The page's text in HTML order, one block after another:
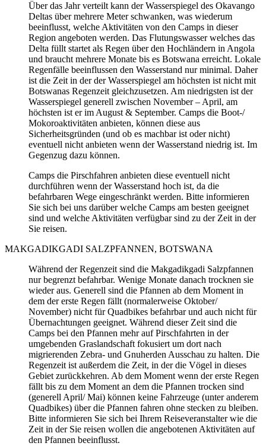
Über das Jahr verteilt kann der Wasserspiegel des Okavango
Deltas über mehrere Meter schwanken, was wiederum
beeinflusst, welche Aktivitäten von den Camps in dieser
Region angeboten werden. Das Flutungswasser welches das
Delta füllt startet als Regen über den Hochländern in Angola
und braucht mehrere Monate bis es Botswana erreicht. Lokale
Regenfälle beeinflussen den Wasserstand nur minimal. Daher
ist die Zeit in der der Wasserspiegel am höchsten ist nicht mit
Botswanas Regenzeit gleichzusetzen. Am niedrigsten ist der
Wasserspiegel generell zwischen November – April, am
höchsten ist er im August & September. Camps die Boot-/
Mokoroaktivitäten anbieten, können diese aus
Sicherheitsgründen (und ob es machbar ist oder nicht)
eventuell nicht anbieten wenn der Wasserstand niedrig ist. Im
Gegenzug dazu können.
Camps die Pirschfahren anbieten diese eventuell nicht
durchführen wenn der Wasserstand hoch ist, da die
befahrbaren Wege eingeschränkt werden. Bitte informieren
Sie sich bei uns darüber welche Camps am besten geeignet
sind und welche Aktivitäten verfügbar sind zu der Zeit in der
Sie reisen.
MAKGADIKGADI SALZPFANNEN, BOTSWANA
Während der Regenzeit sind die Makgadikgadi Salzpfannen
nur begrenzt befahrbar. Wenige Monate danach trocknen sie
wieder aus. Generell sind die Pfannen ab dem Moment in
dem der erste Regen fällt (normalerweise Oktober/
November) nicht für Quadbikes befahrbar und auch nicht für
Übernachtungen geeignet. Während dieser Zeit sind die
Camps bei den Pfannen mehr auf Pirschfahrten in der
umgebenden Graslandschaft fokusiert um dort nach
migrierenden Zebra- und Gnuherden Ausschau zu halten. Die
Regenzeit ist außerdem die Zeit, in der die Vögel in dieses
Gebiet zurückkehren. Ab dem Moment wenn der erste Regen
fällt bis zu dem Moment an dem die Pfannen trocken sind
(generell April/ Mai) können keine Fahrzeuge (unter anderem
Quadbikes) über die Pfannen fahren ohne stecken zu bleiben.
Bitte informieren Sie sich bei Ihrem Reiseveranstalter wie die
Zeit in der Sie reisen wollen die angebotenen Aktivitäten auf
den Pfannen beeinflusst.